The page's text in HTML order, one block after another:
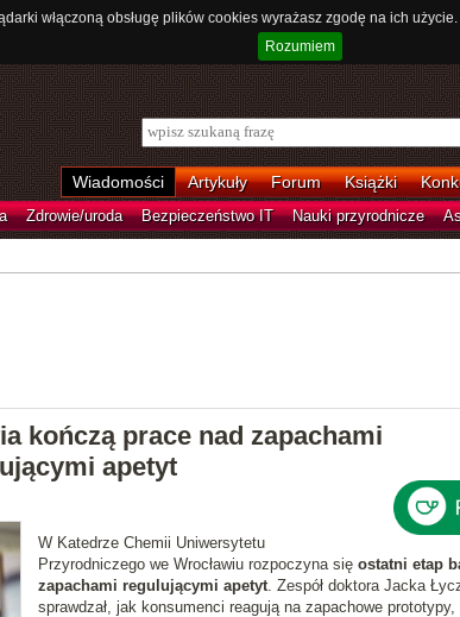
włączoną obsługę plików cookies wyrażasz zgodę na ich
Rozumiem
Wiadomości Artykuły Forum Książki
Zdrowie/uroda Bezpieczeństwo IT Nauki przyrodnicze
kończą prace nad zapachami
apetyt
W Katedrze Chemii Uniwersytetu
Przyrodniczego we Wrocławiu rozpoczyna się ostatni etap
zapachami regulującymi apetyt. Zespół doktora Jacka
sprawdzał, jak konsumenci reagują na zapachowe